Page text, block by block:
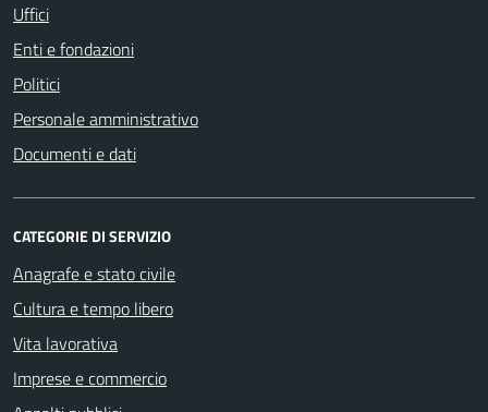
Uffici
Enti e fondazioni
Politici
Personale amministrativo
Documenti e dati
CATEGORIE DI SERVIZIO
Anagrafe e stato civile
Cultura e tempo libero
Vita lavorativa
Imprese e commercio